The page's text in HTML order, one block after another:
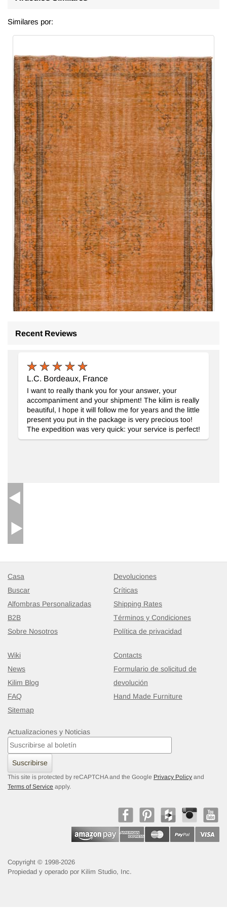
Similares por:
Alfombra Turca Vintage Sobre-teñida- K0088475
173 cm x 287 cm
$589
Recent Reviews
L.C. Bordeaux, France
I want to really thank you for your answer, your
accompaniment and your shipment! The kilim is really
beautiful, I hope it will follow me for years and the little
present you put in the package is very precious too!
The expedition was very quick: your service is perfect!
Casa
Buscar
Alfombras Personalizadas
B2B
Sobre Nosotros
Devoluciones
Críticas
Shipping Rates
Términos y Condiciones
Política de privacidad
Wiki
News
Kilim Blog
FAQ
Sitemap
Contacts
Formulario de solicitud de
devolución
Hand Made Furniture
Actualizaciones y Noticias
Suscribirse
This site is protected by reCAPTCHA and the Google Privacy Policy and
Terms of Service apply.
Copyright © 1998-2026
Propiedad y operado por Kilim Studio, Inc.